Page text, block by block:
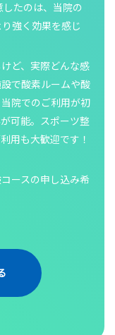
たのは、当院の
強く効果を感じ
ど、実際どんな感
で酸素ルームや酸
院でのご利用が初
可能。スポーツ整
用も大歓迎です！
ースの申し込み希